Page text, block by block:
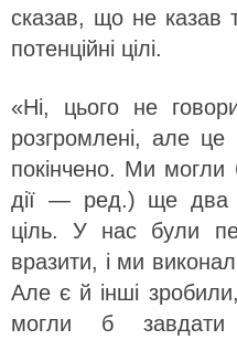
сказав, що не
потенційні цілі.
«Ні, цього не
розгромлені, але
покінчено. Ми могли
дії — ред.) ще два
ціль. У нас були
вразити, і ми
Але є й інші
могли б